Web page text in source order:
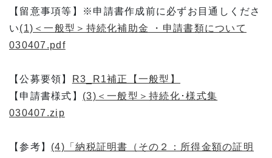
【留意事項等】※申請書作成前に必ずお目通しくださ
い(1)＜一般型＞持続化補助金 ・申請書類について
030407.pdf
【公募要領】
R3_R1補正【一般型】
【申請書様式】 (3)＜一般型＞持続化･様式集
030407.zip
【参考】 (4)「納税証明書（その２：所得金額の証明